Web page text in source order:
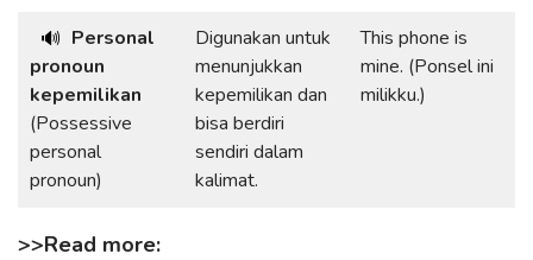
🔊 Personal
pronoun
kepemilikan
(Possessive
personal
pronoun)
Digunakan untuk
menunjukkan
kepemilikan dan
bisa berdiri
sendiri dalam
kalimat.
This phone is
mine. (Ponsel ini
milikku.)
>>Read more: